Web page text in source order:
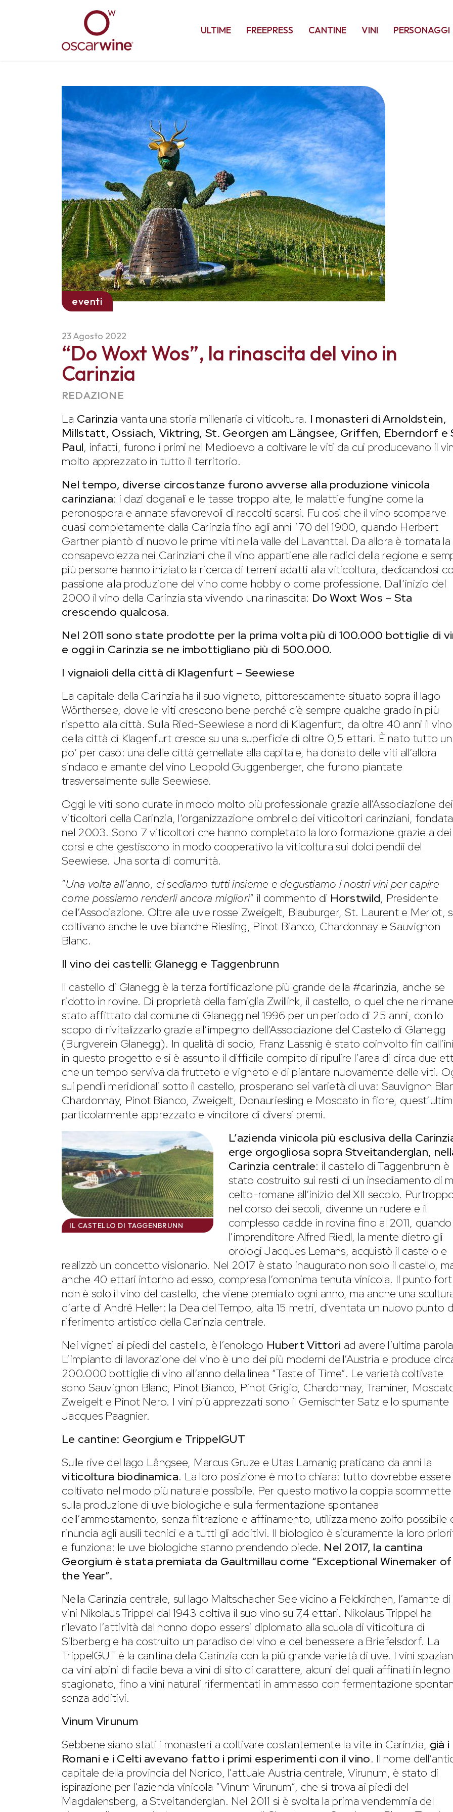
ULTIME FREEPRESS CANTINE VINI PERSONAGGI
eventi
23 Agosto 2022
“Do Woxt Wos”, la rinascita del vino in
Carinzia
REDAZIONE
La Carinzia vanta una storia millenaria di viticoltura. I monasteri di Arnoldstein,
Millstatt, Ossiach, Viktring, St. Georgen am Längsee, Griffen, Eberndorf e
Paul, infatti, furono i primi nel Medioevo a coltivare le viti da cui producevano il
molto apprezzato in tutto il territorio.
Nel tempo, diverse circostanze furono avverse alla produzione vinicola
carinziana: i dazi doganali e le tasse troppo alte, le malattie fungine come la
peronospora e annate sfavorevoli di raccolti scarsi. Fu così che il vino scomparve
quasi completamente dalla Carinzia fino agli anni ’70 del 1900, quando Herbert
Gartner piantò di nuovo le prime viti nella valle del Lavanttal. Da allora è tornata la
consapevolezza nei Carinziani che il vino appartiene alle radici della regione e
più persone hanno iniziato la ricerca di terreni adatti alla viticoltura, dedicandosi
passione alla produzione del vino come hobby o come professione. Dall’inizio del
2000 il vino della Carinzia sta vivendo una rinascita: Do Woxt Wos – Sta
crescendo qualcosa.
Nel 2011 sono state prodotte per la prima volta più di 100.000 bottiglie di
e oggi in Carinzia se ne imbottigliano più di 500.000.
I vignaioli della città di Klagenfurt – Seewiese
La capitale della Carinzia ha il suo vigneto, pittorescamente situato sopra il lago
Wörthersee, dove le viti crescono bene perché c’è sempre qualche grado in più
rispetto alla città. Sulla Ried-Seewiese a nord di Klagenfurt, da oltre 40 anni il vino
della città di Klagenfurt cresce su una superficie di oltre 0,5 ettari. È nato tutto un
po’ per caso: una delle città gemellate alla capitale, ha donato delle viti all’allora
sindaco e amante del vino Leopold Guggenberger, che furono piantate
trasversalmente sulla Seewiese.
Oggi le viti sono curate in modo molto più professionale grazie all’Associazione dei
viticoltori della Carinzia, l’organizzazione ombrello dei viticoltori carinziani, fondata
nel 2003. Sono 7 viticoltori che hanno completato la loro formazione grazie a dei
corsi e che gestiscono in modo cooperativo la viticoltura sui dolci pendii del
Seewiese. Una sorta di comunità.
“Una volta all’anno, ci sediamo tutti insieme e degustiamo i nostri vini per capire
come possiamo renderli ancora migliori” il commento di Horstwild, Presidente
dell’Associazione. Oltre alle uve rosse Zweigelt, Blauburger, St. Laurent e Merlot,
coltivano anche le uve bianche Riesling, Pinot Bianco, Chardonnay e Sauvignon
Blanc.
Il vino dei castelli: Glanegg e Taggenbrunn
Il castello di Glanegg è la terza fortificazione più grande della #carinzia, anche se
ridotto in rovine. Di proprietà della famiglia Zwillink, il castello, o quel che ne
stato affittato dal comune di Glanegg nel 1996 per un periodo di 25 anni, con lo
scopo di rivitalizzarlo grazie all’impegno dell’Associazione del Castello di Glanegg
(Burgverein Glanegg). In qualità di socio, Franz Lassnig è stato coinvolto fin
in questo progetto e si è assunto il difficile compito di ripulire l’area di circa due
che un tempo serviva da frutteto e vigneto e di piantare nuovamente delle viti.
sui pendii meridionali sotto il castello, prosperano sei varietà di uva: Sauvignon
Chardonnay, Pinot Bianco, Zweigelt, Donauriesling e Moscato in fiore,
particolarmente apprezzato e vincitore di diversi premi.
IL CASTELLO DI TAGGENBRUNN
L’azienda vinicola più esclusiva della
erge orgogliosa sopra Stveitanderglan,
Carinzia centrale: il castello di Taggenbrunn è
stato costruito sui resti di un insediamento di
celto-romane all’inizio del XII secolo.
nel corso dei secoli, divenne un rudere e il
complesso cadde in rovina fino al 2011, quando
l’imprenditore Alfred Riedl, la mente dietro gli
orologi Jacques Lemans, acquistò il castello e
realizzò un concetto visionario. Nel 2017 è stato inaugurato non solo il castello,
anche 40 ettari intorno ad esso, compresa l’omonima tenuta vinicola. Il punto
non è solo il vino del castello, che viene premiato ogni anno, ma anche una
d’arte di André Heller: la Dea del Tempo, alta 15 metri, diventata un nuovo punto
riferimento artistico della Carinzia centrale.
Nei vigneti ai piedi del castello, è l’enologo Hubert Vittori ad avere l’ultima
L’impianto di lavorazione del vino è uno dei più moderni dell’Austria e produce
200.000 bottiglie di vino all’anno della linea “Taste of Time”. Le varietà coltivate
sono Sauvignon Blanc, Pinot Bianco, Pinot Grigio, Chardonnay, Traminer,
Zweigelt e Pinot Nero. I vini più apprezzati sono il Gemischter Satz e lo spumante
Jacques Paagnier.
Le cantine: Georgium e TrippelGUT
Sulle rive del lago Längsee, Marcus Gruze e Utas Lamanig praticano da anni la
viticoltura biodinamica. La loro posizione è molto chiara: tutto dovrebbe essere
coltivato nel modo più naturale possibile. Per questo motivo la coppia scommette
sulla produzione di uve biologiche e sulla fermentazione spontanea
dell’ammostamento, senza filtrazione e affinamento, utilizza meno zolfo possibile
rinuncia agli ausili tecnici e a tutti gli additivi. Il biologico è sicuramente la loro
e funziona: le uve biologiche stanno prendendo piede. Nel 2017, la cantina
Georgium è stata premiata da Gaultmillau come “Exceptional Winemaker of
the Year”.
Nella Carinzia centrale, sul lago Maltschacher See vicino a Feldkirchen, l’amante di
vini Nikolaus Trippel dal 1943 coltiva il suo vino su 7,4 ettari. Nikolaus Trippel ha
rilevato l’attività dal nonno dopo essersi diplomato alla scuola di viticoltura di
Silberberg e ha costruito un paradiso del vino e del benessere a Briefelsdorf. La
TrippelGUT è la cantina della Carinzia con la più grande varietà di uve. I vini
da vini alpini di facile beva a vini di sito di carattere, alcuni dei quali affinati in legno
stagionato, fino a vini naturali rifermentati in ammasso con fermentazione
senza additivi.
Vinum Virunum
Sebbene siano stati i monasteri a coltivare costantemente la vite in Carinzia, già i
Romani e i Celti avevano fatto i primi esperimenti con il vino. Il nome
capitale della provincia del Norico, l’attuale Austria centrale, Virunum, è stato di
ispirazione per l’azienda vinicola “Vinum Virunum”, che si trova ai piedi del
Magdalensberg, a Stveitanderglan. Nel 2011 si è svolta la prima vendemmia del